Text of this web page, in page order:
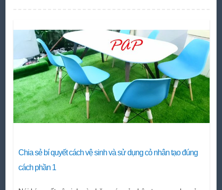
Chia sẻ bí quyết cách vệ sinh và sử dụng cỏ nhân tạo đúng
cách phần 1